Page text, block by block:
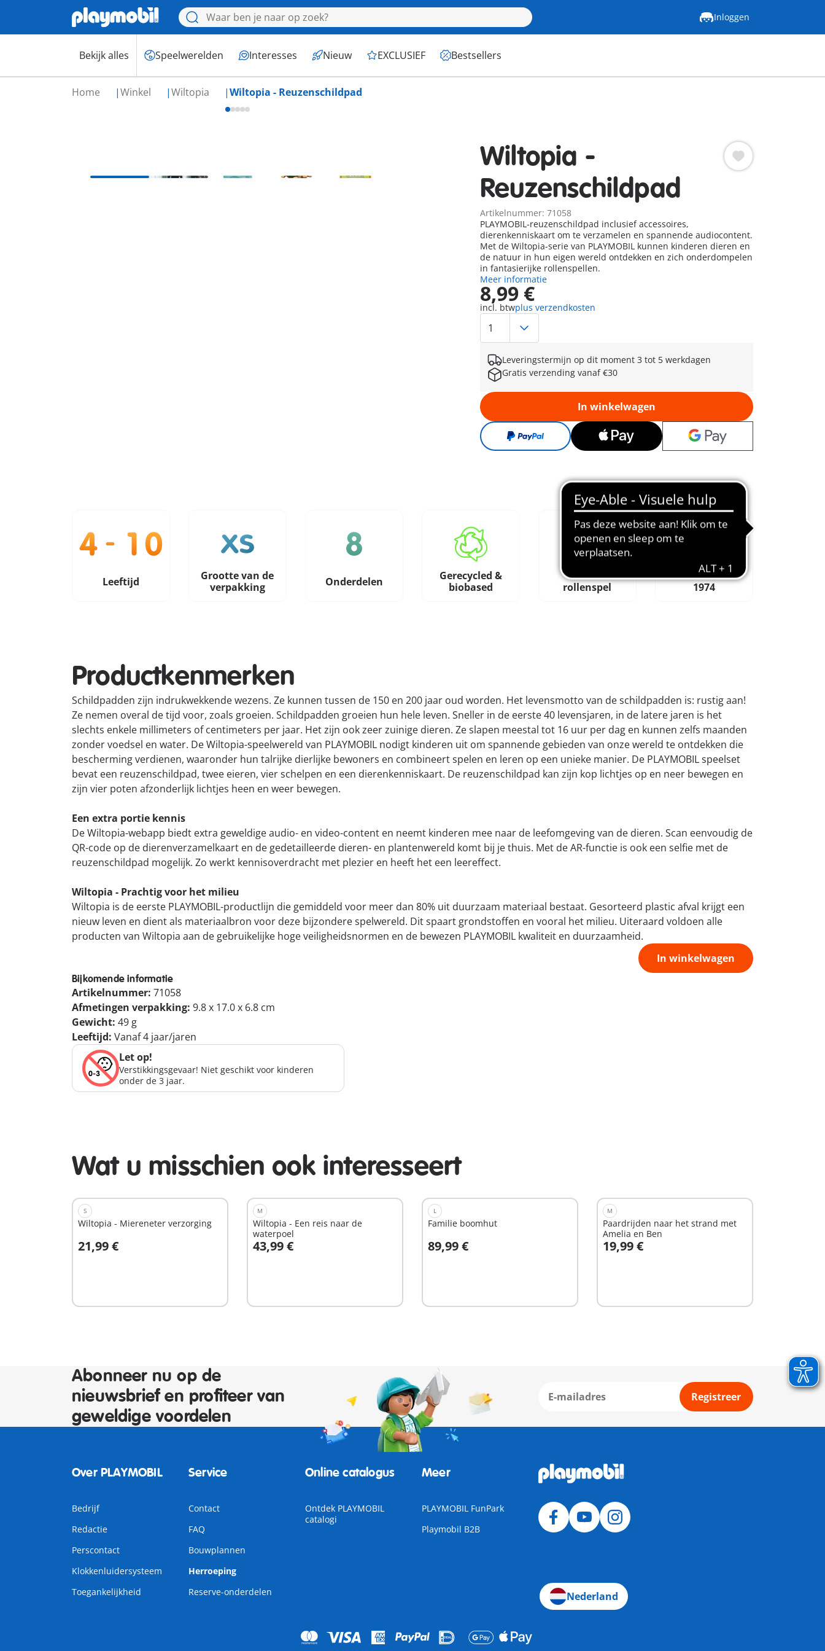
Inloggen
Bekijk alles Speelwerelden Interesses Nieuw EXCLUSIEF Bestsellers
Home Winkel Wiltopia Wiltopia - Reuzenschildpad
Wiltopia -
Reuzenschildpad
Artikelnummer: 71058
PLAYMOBIL-reuzenschildpad inclusief accessoires,
dierenkenniskaart om te verzamelen en spannende audiocontent.
Met de Wiltopia-serie van PLAYMOBIL kunnen kinderen dieren en
de natuur in hun eigen wereld ontdekken en zich onderdompelen
in fantasierijke rollenspellen.
Meer informatie
8,99 €
incl. btwplus verzendkosten
Leveringstermijn op dit moment 3 tot 5 werkdagen
Gratis verzending vanaf €30
In winkelwagen
Leeftijd
Grootte van de
verpakking
Onderdelen
Gerecycled &
biobased
Creatief
rollenspel
Geliefd sinds
1974
Productkenmerken
Schildpadden zijn indrukwekkende wezens. Ze kunnen tussen de 150 en 200 jaar oud worden. Het levensmotto van de schildpadden is: rustig aan!
Ze nemen overal de tijd voor, zoals groeien. Schildpadden groeien hun hele leven. Sneller in de eerste 40 levensjaren, in de latere jaren is het
slechts enkele millimeters of centimeters per jaar. Het zijn ook zeer zuinige dieren. Ze slapen meestal tot 16 uur per dag en kunnen zelfs maanden
zonder voedsel en water. De Wiltopia-speelwereld van PLAYMOBIL nodigt kinderen uit om spannende gebieden van onze wereld te ontdekken die
bescherming verdienen, waaronder hun talrijke dierlijke bewoners en combineert spelen en leren op een unieke manier. De PLAYMOBIL speelset
bevat een reuzenschildpad, twee eieren, vier schelpen en een dierenkenniskaart. De reuzenschildpad kan zijn kop lichtjes op en neer bewegen en
zijn vier poten afzonderlijk lichtjes heen en weer bewegen.
Een extra portie kennis
De Wiltopia-webapp biedt extra geweldige audio- en video-content en neemt kinderen mee naar de leefomgeving van de dieren. Scan eenvoudig de
QR-code op de dierenverzamelkaart en de gedetailleerde dieren- en plantenwereld komt bij je thuis. Met de AR-functie is ook een selfie met de
reuzenschildpad mogelijk. Zo werkt kennisoverdracht met plezier en heeft het een leereffect.
Wiltopia - Prachtig voor het milieu
Wiltopia is de eerste PLAYMOBIL-productlijn die gemiddeld voor meer dan 80% uit duurzaam materiaal bestaat. Gesorteerd plastic afval krijgt een
nieuw leven en dient als materiaalbron voor deze bijzondere spelwereld. Dit spaart grondstoffen en vooral het milieu. Uiteraard voldoen alle
producten van Wiltopia aan de gebruikelijke hoge veiligheidsnormen en de bewezen PLAYMOBIL kwaliteit en duurzaamheid.
In winkelwagen
Bijkomende informatie
Artikelnummer: 71058
Afmetingen verpakking: 9.8 x 17.0 x 6.8 cm
Gewicht: 49 g
Leeftijd: Vanaf 4 jaar/jaren
Let op!
Verstikkingsgevaar! Niet geschikt voor kinderen
onder de 3 jaar.
Wat u misschien ook interesseert
S
Wiltopia - Miereneter verzorging
21,99 €
In winkelwagen
M
Wiltopia - Een reis naar de
waterpoel
43,99 €
In winkelwagen
L
Familie boomhut
89,99 €
In winkelwagen
M
Paardrijden naar het strand met
Amelia en Ben
19,99 €
In winkelwagen
Abonneer nu op de
nieuwsbrief en profiteer van
geweldige voordelen
Registreer
Over PLAYMOBIL
Bedrijf
Redactie
Perscontact
Klokkenluidersysteem
Toegankelijkheid
Service
Contact
FAQ
Bouwplannen
Herroeping
Reserve-onderdelen
Online catalogus
Ontdek PLAYMOBIL
catalogi
Meer
PLAYMOBIL FunPark
Playmobil B2B
Nederland